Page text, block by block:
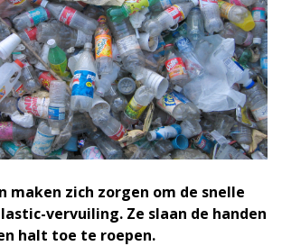
maken zich zorgen om de snelle
vervuiling. Ze slaan de handen
halt toe te roepen.